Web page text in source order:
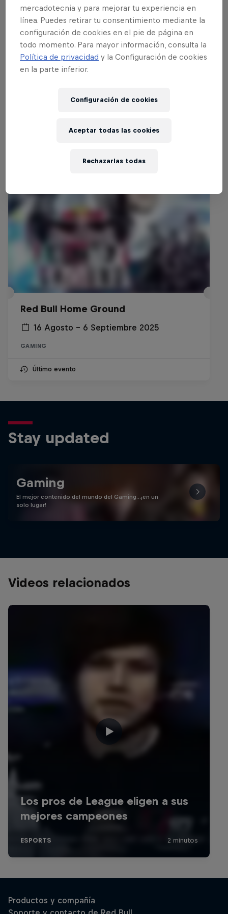
Eventos Relacionados
Red Bull Home Ground
16 Agosto – 6 Septiembre 2025
GAMING
Último evento
Stay updated
Gaming
El mejor contenido del mundo del Gaming…¡en un
solo lugar!
Videos relacionados
mercadotecnia y para mejorar tu experiencia en
línea. Puedes retirar tu consentimiento mediante la
configuración de cookies en el pie de página en
todo momento. Para mayor información, consulta la
Política de privacidad y la Configuración de cookies
en la parte inferior.
Configuración de cookies
Rechazarlas todas
Aceptar todas las cookies